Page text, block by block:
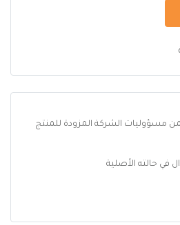
الشركة المزودة للمنتج
في حالته الأصلية